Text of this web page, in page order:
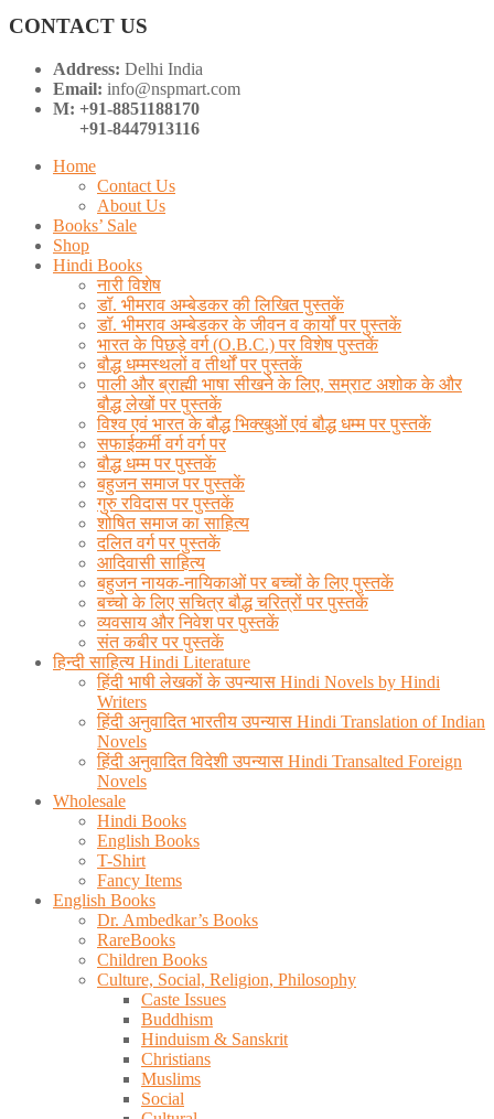
CONTACT US
Address: Delhi India
Email: info@nspmart.com
M: +91-8851188170
+91-8447913116
Home
Contact Us
About Us
Books’ Sale
Shop
Hindi Books
नारी विशेष
डॉ. भीमराव अम्बेडकर की लिखित पुस्तकें
डॉ. भीमराव अम्बेडकर के जीवन व कार्यों पर पुस्तकें
भारत के पिछड़े वर्ग (O.B.C.) पर विशेष पुस्तकें
बौद्ध धम्मस्थलों व तीर्थों पर पुस्तकें
पाली और ब्राह्मी भाषा सीखने के लिए, सम्राट अशोक के और
बौद्ध लेखों पर पुस्तकें
विश्व एवं भारत के बौद्ध भिक्खुओं एवं बौद्ध धम्म पर पुस्तकें
सफाईकर्मी वर्ग वर्ग पर
बौद्ध धम्म पर पुस्तकें
बहुजन समाज पर पुस्तकें
गुरु रविदास पर पुस्तकें
शोषित समाज का साहित्य
दलित वर्ग पर पुस्तकें
आदिवासी साहित्य
बहुजन नायक-नायिकाओं पर बच्चों के लिए पुस्तकें
बच्चो के लिए सचित्र बौद्ध चरित्रों पर पुस्तकें
व्यवसाय और निवेश पर पुस्तकें
संत कबीर पर पुस्तकें
हिन्दी साहित्य Hindi Literature
हिंदी भाषी लेखकों के उपन्यास Hindi Novels by Hindi
Writers
हिंदी अनुवादित भारतीय उपन्यास Hindi Translation of Indian
Novels
हिंदी अनुवादित विदेशी उपन्यास Hindi Transalted Foreign
Novels
Wholesale
Hindi Books
English Books
T-Shirt
Fancy Items
English Books
Dr. Ambedkar’s Books
RareBooks
Children Books
Culture, Social, Religion, Philosophy
Caste Issues
Buddhism
Hinduism & Sanskrit
Christians
Muslims
Social